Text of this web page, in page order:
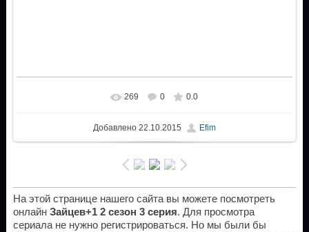
269 0 0.0
Добавлено22.10.2015 Efim
На этой странице нашего сайта вы можете посмотреть
онлайн Зайцев+1 2 сезон 3 серия. Для просмотра
сериала не нужно регистрироваться. Но мы были бы